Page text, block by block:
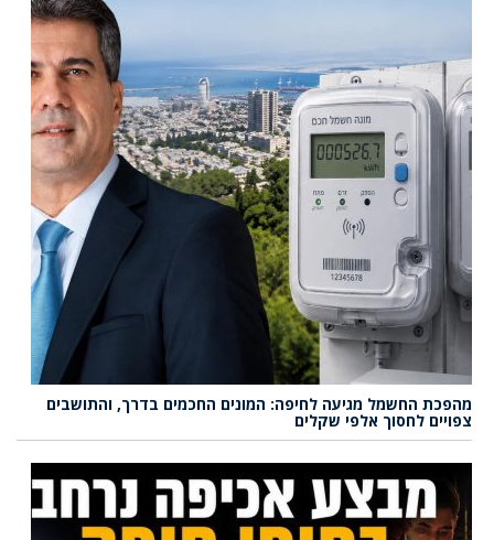
מהפכת החשמל מגיעה לחיפה: המונים החכמים בדרך, והתושבים
צפויים לחסוך אלפי שקלים